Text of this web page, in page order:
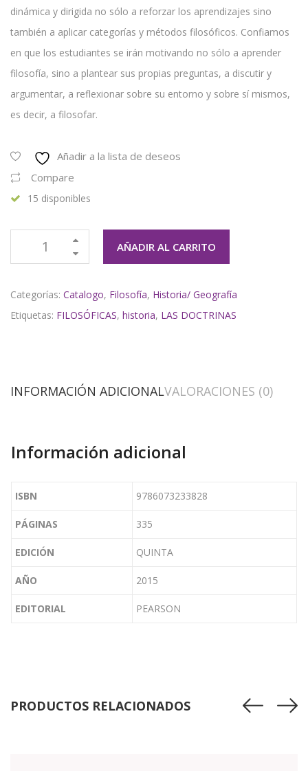
dinámica y dirigida no sólo a reforzar los aprendizajes sino
también a aplicar categorías y métodos filosóficos. Confiamos
en que los estudiantes se irán motivando no sólo a aprender
filosofía, sino a plantear sus propias preguntas, a discutir y
argumentar, a reflexionar sobre su entorno y sobre sí mismos,
es decir, a filosofar.
Añadir a la lista de deseos
Compare
15 disponibles
AÑADIR AL CARRITO
Categorías: Catalogo, Filosofía, Historia/ Geografía
Etiquetas: FILOSÓFICAS, historia, LAS DOCTRINAS
INFORMACIÓN ADICIONALVALORACIONES (0)
Información adicional
ISBN 9786073233828
PÁGINAS 335
EDICIÓN QUINTA
AÑO 2015
EDITORIAL PEARSON
PRODUCTOS RELACIONADOS